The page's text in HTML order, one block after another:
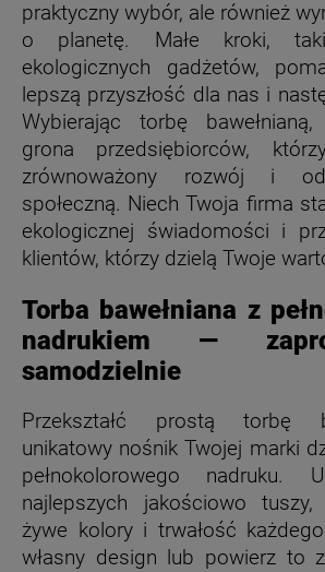
praktyczny wybór, ale również
o planetę. Małe kroki,
ekologicznych gadżetów,
lepszą przyszłość dla nas i
Wybierając torbę
grona przedsiębiorców,
zrównoważony rozwój i
społeczną. Niech Twoja firma
ekologicznej świadomości i
klientów, którzy dzielą Twoje
Torba bawełniana z
nadrukiem —
samodzielnie
Przekształć prostą torbę
unikatowy nośnik Twojej marki
pełnokolorowego nadruku.
najlepszych jakościowo
żywe kolory i trwałość
własny design lub powierz to